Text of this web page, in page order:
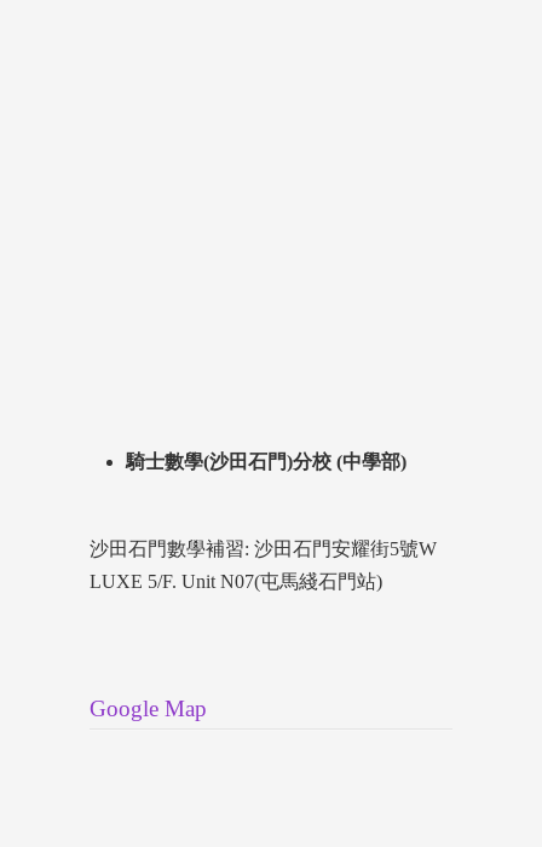
騎士數學(沙田石門)分校 (中學部)
沙田石門數學補習: 沙田石門安耀街5號W
LUXE 5/F. Unit N07(屯馬綫石門站)
Google Map